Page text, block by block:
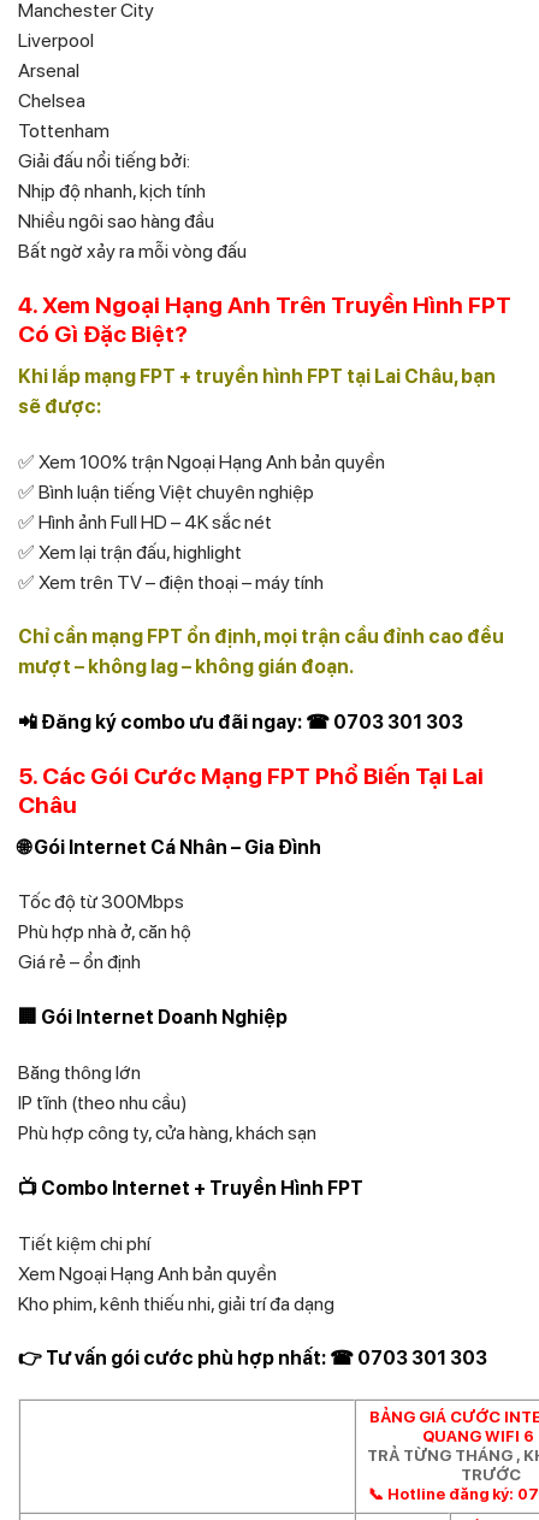
Manchester City
Liverpool
Arsenal
Chelsea
Tottenham
Giải đấu nổi tiếng bởi:
Nhịp độ nhanh, kịch tính
Nhiều ngôi sao hàng đầu
Bất ngờ xảy ra mỗi vòng đấu
4. Xem Ngoại Hạng Anh Trên Truyền Hình FPT
Có Gì Đặc Biệt?
Khi lắp mạng FPT + truyền hình FPT tại Lai Châu, bạn
sẽ được:
✅ Xem 100% trận Ngoại Hạng Anh bản quyền
✅ Bình luận tiếng Việt chuyên nghiệp
✅ Hình ảnh Full HD – 4K sắc nét
✅ Xem lại trận đấu, highlight
✅ Xem trên TV – điện thoại – máy tính
Chỉ cần mạng FPT ổn định, mọi trận cầu đỉnh cao đều
mượt – không lag – không gián đoạn.
📲 Đăng ký combo ưu đãi ngay: ☎ 0703 301 303
5. Các Gói Cước Mạng FPT Phổ Biến Tại Lai
Châu
🌐 Gói Internet Cá Nhân – Gia Đình
Tốc độ từ 300Mbps
Phù hợp nhà ở, căn hộ
Giá rẻ – ổn định
🏢 Gói Internet Doanh Nghiệp
Băng thông lớn
IP tĩnh (theo nhu cầu)
Phù hợp công ty, cửa hàng, khách sạn
📺 Combo Internet + Truyền Hình FPT
Tiết kiệm chi phí
Xem Ngoại Hạng Anh bản quyền
Kho phim, kênh thiếu nhi, giải trí đa dạng
👉 Tư vấn gói cước phù hợp nhất: ☎ 0703 301 303
BẢNG GIÁ CƯỚC
QUANG WIFI 6
TRẢ TỪNG THÁNG ,
TRƯỚC
📞 Hotline đăng ký: